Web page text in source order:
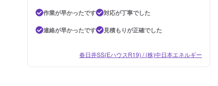
作業が早かったです
対応が丁寧でした
連絡が早かったです
見積もりが正確でした
春日井SS(EハウスR19) / (株)中日本エネルギー